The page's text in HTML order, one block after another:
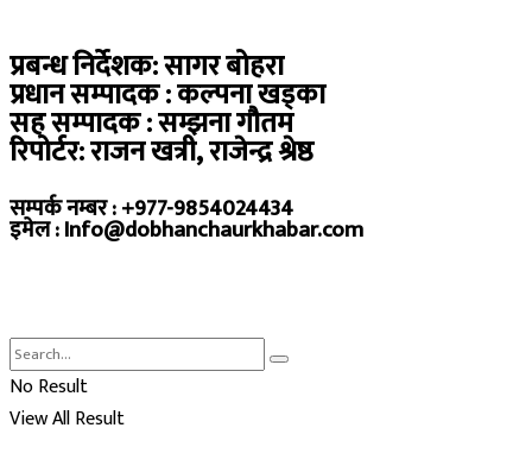
प्रबन्ध निर्देशक: सागर बोहरा
प्रधान सम्पादक : कल्पना खड्का
सह सम्पादक : सम्झना गौतम
रिपोर्टर: राजन खत्री, राजेन्द्र श्रेष्ठ
सम्पर्क नम्बर : +977-9854024434
इमेल : Info@dobhanchaurkhabar.com
No Result
View All Result